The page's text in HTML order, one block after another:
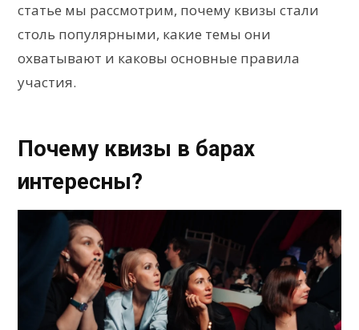
статье мы рассмотрим, почему квизы стали
столь популярными, какие темы они
охватывают и каковы основные правила
участия.
Почему квизы в барах
интересны?